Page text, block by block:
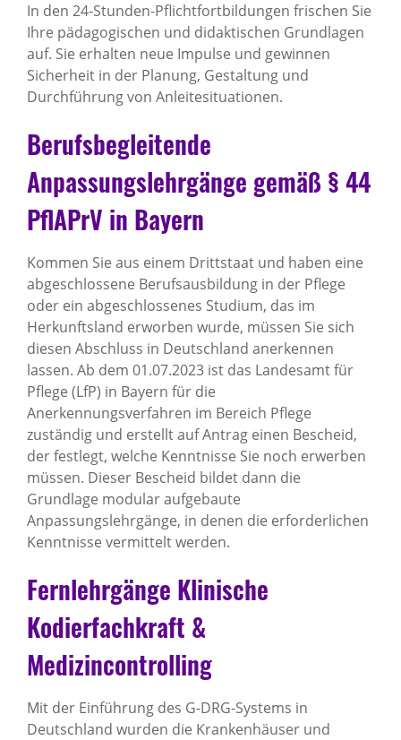
In den 24-Stunden-Pflichtfortbildungen frischen Sie
Ihre pädagogischen und didaktischen Grundlagen
auf. Sie erhalten neue Impulse und gewinnen
Sicherheit in der Planung, Gestaltung und
Durchführung von Anleitesituationen.
Berufsbegleitende
Anpassungslehrgänge gemäß § 44
PflAPrV in Bayern
Kommen Sie aus einem Drittstaat und haben eine
abgeschlossene Berufsausbildung in der Pflege
oder ein abgeschlossenes Studium, das im
Herkunftsland erworben wurde, müssen Sie sich
diesen Abschluss in Deutschland anerkennen
lassen. Ab dem 01.07.2023 ist das Landesamt für
Pflege (LfP) in Bayern für die
Anerkennungsverfahren im Bereich Pflege
zuständig und erstellt auf Antrag einen Bescheid,
der festlegt, welche Kenntnisse Sie noch erwerben
müssen. Dieser Bescheid bildet dann die
Grundlage modular aufgebaute
Anpassungslehrgänge, in denen die erforderlichen
Kenntnisse vermittelt werden.
Fernlehrgänge Klinische
Kodierfachkraft &
Medizincontrolling
Mit der Einführung des G-DRG-Systems in
Deutschland wurden die Krankenhäuser und